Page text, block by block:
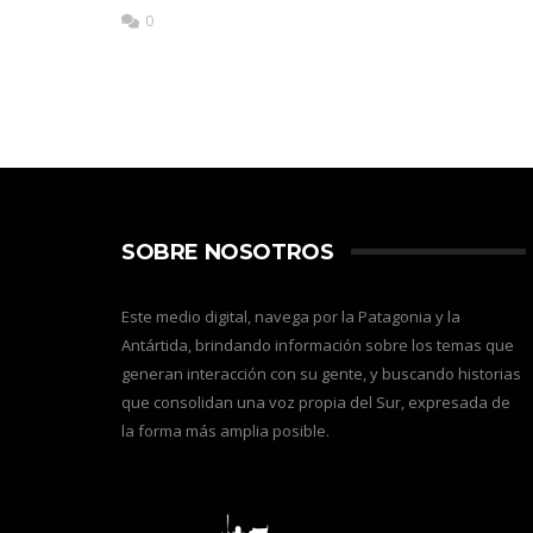
0
SOBRE NOSOTROS
Este medio digital, navega por la Patagonia y la
Antártida, brindando información sobre los temas que
generan interacción con su gente, y buscando historias
que consolidan una voz propia del Sur, expresada de
la forma más amplia posible.